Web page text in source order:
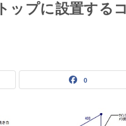
ップに設置する
0